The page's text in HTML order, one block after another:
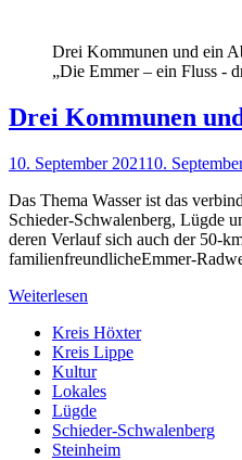
Drei Kommunen und ein
„Die Emmer – ein Fluss -
Drei Kommunen
10. September 202110.
Das Thema Wasser ist das
Schieder-Schwalenberg, Lügde
deren Verlauf sich auch der 50-
familienfreundlicheEmmer-
Weiterlesen
Kreis Höxter
Kreis Lippe
Kultur
Lokales
Lügde
Schieder-Schwalenberg
Steinheim